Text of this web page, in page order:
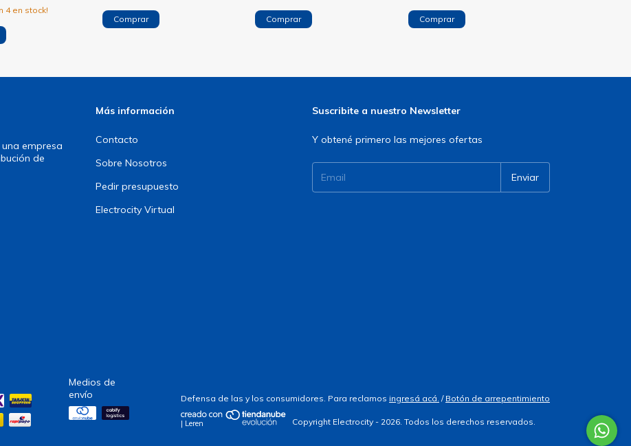
4en stock!
empresa
de
Más información
Contacto
Sobre Nosotros
Pedir presupuesto
Electrocity Virtual
Suscribite a nuestro Newsletter
Y obtené primero las mejores ofertas
Medios de
envío
Defensa de las y los consumidores. Para reclamos ingresá acá. / Botón de arrepentimiento
| Leren Copyright Electrocity - 2026. Todos los derechos reservados.